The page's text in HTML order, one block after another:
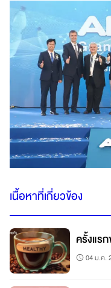
เนื้อหาที่เกี่ยวข้อง
ครั้งแร
04 ม.ค.